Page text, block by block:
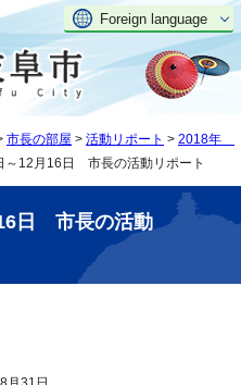
Foreign language
市長の部屋 > 活動リポート > 2018年
～12月16日 市長の活動リポート
日 市長の活動